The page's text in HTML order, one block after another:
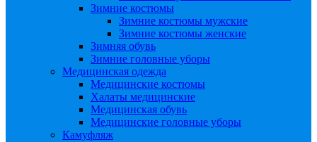
Зимние костюмы
Зимние костюмы мужские
Зимние костюмы женские
Зимняя обувь
Зимние головные уборы
Медицинская одежда
Медицинские костюмы
Халаты медицинские
Медицинская обувь
Медицинские головные уборы
Камуфляж